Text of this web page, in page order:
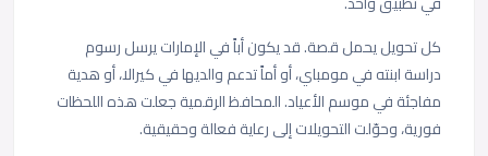
كل تحويل يحمل قصة. قد يكون أباً في الإمارات يرسل رسوم
دراسة ابنته في مومباي، أو أماً تدعم والديها في كيرالا، أو هدية
مفاجئة في موسم الأعياد. المحافظ الرقمية جعلت هذه اللحظات
فورية، وحوّلت التحويلات إلى رعاية فعالة وحقيقية.